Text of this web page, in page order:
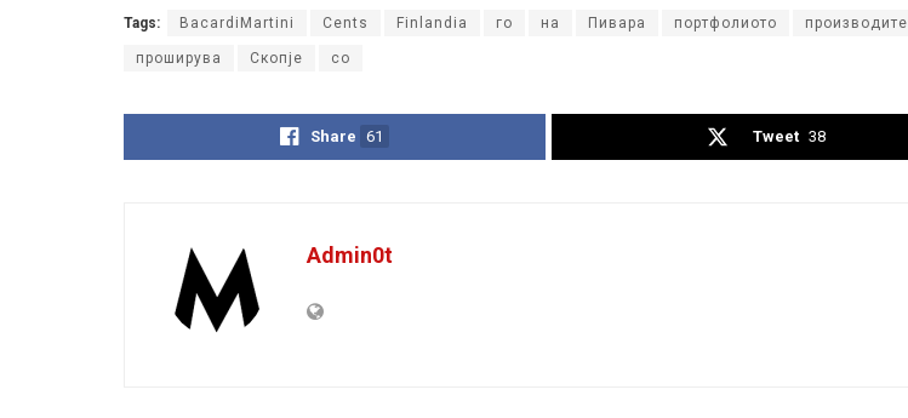
Tags: BacardiMartini Cents Finlandia го на Пивара портфолиото производите
проширува Скопје со
Share 61 Tweet 38
Admin0t